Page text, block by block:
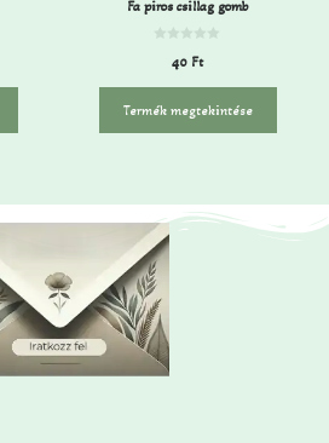
Fa piros csillag gomb
5
b
l
40 Ft
Termék megtekintése